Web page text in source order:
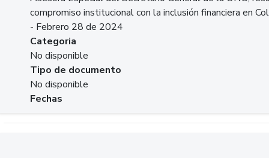
compromiso institucional con la inclusión financiera en
- Febrero 28 de 2024
Categoria
No disponible
Tipo de documento
No disponible
Fechas